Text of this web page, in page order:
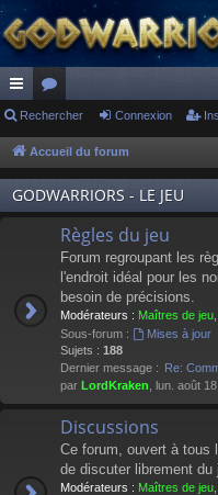
ac
co
ur
ci
or
u
m
s
Rechercher Connexion
Accueil du forum
GODWARRIORS - LE JEU
Règles du jeu
Forum regroupant les
l'endroit idéal pour les
besoin de précisions.
Modérateurs : Maîtres de jeu
Sous-forum :
Mises à jour
Sujets : 188
Dernier message : Re:
par LordKraken , lun. août
Discussions
Ce forum, ouvert à tous
de discuter librement du
Modérateurs : Maîtres de jeu